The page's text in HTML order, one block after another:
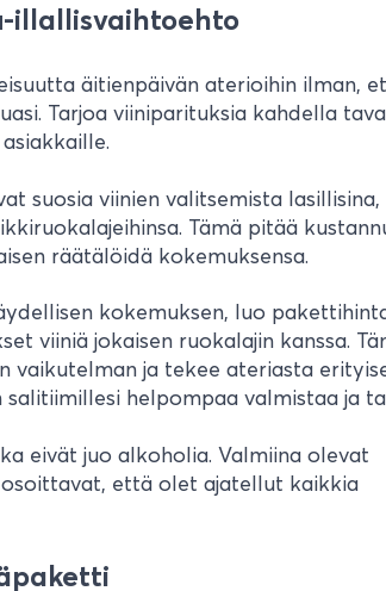
illallisvaihtoehto
äitienpäivän aterioihin ilman,
Tarjoa viiniparituksia kahdella
suosia viinien valitsemista lasillisina,
Tämä pitää
räätälöidä kokemuksensa.
kokemuksen, luo
viiniä jokaisen ruokalajin kanssa.
vaikutelman ja tekee ateriasta
salitiimillesi helpompaa valmistaa ja
eivät juo alkoholia. Valmiina olevat
että olet ajatellut kaikkia